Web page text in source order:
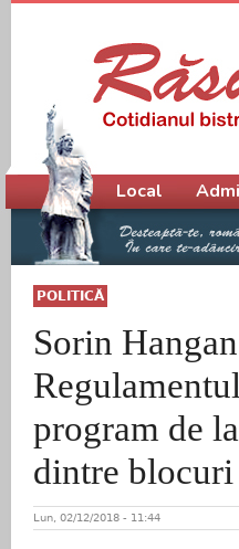
POLITICĂ
Sorin
program de
dintre blocuri
Lun, 02/12/2018 - 11:44
Meniu principal
Local